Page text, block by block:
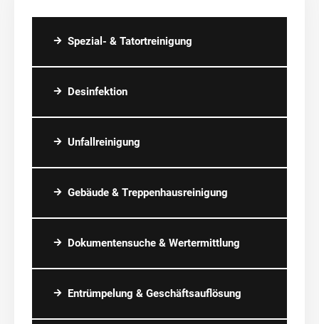
Spezial- & Tatortreinigung
Desinfektion
Unfallreinigung
Gebäude & Treppenhausreinigung
Dokumentensuche & Wertermittlung
Entrümpelung & Geschäftsauflösung